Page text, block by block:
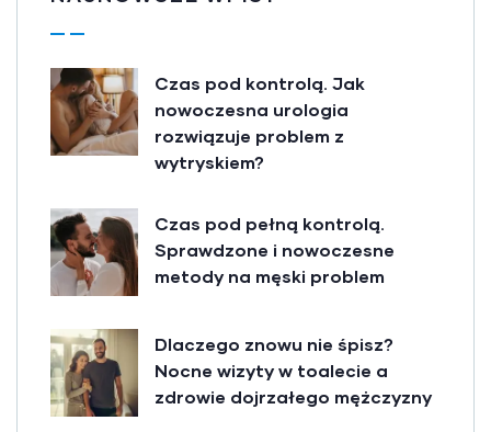
Czas pod kontrolą. Jak
nowoczesna urologia
rozwiązuje problem z
wytryskiem?
Czas pod pełną kontrolą.
Sprawdzone i nowoczesne
metody na męski problem
Dlaczego znowu nie śpisz?
Nocne wizyty w toalecie a
zdrowie dojrzałego mężczyzny